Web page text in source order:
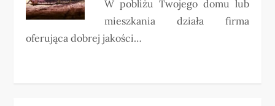
W pobliżu Twojego domu lub
mieszkania działa firma
oferująca dobrej jakości…